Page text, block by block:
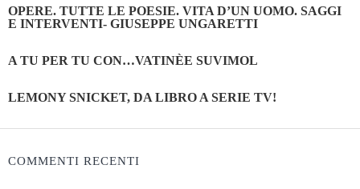
OPERE. TUTTE LE POESIE. VITA D’UN UOMO. SAGGI
E INTERVENTI- GIUSEPPE UNGARETTI
A TU PER TU CON…VATINÈE SUVIMOL
LEMONY SNICKET, DA LIBRO A SERIE TV!
COMMENTI RECENTI